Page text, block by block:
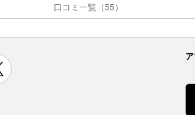
口コミ一覧（55）